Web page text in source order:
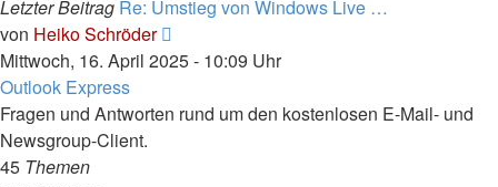
Letzter Beitrag Re: Umstieg von Windows Live …
von Heiko Schröder
Beitrag
Mittwoch, 16. April 2025 - 10:09 Uhr
Outlook Express
Fragen und Antworten rund um den kostenlosen E-Mail- und
Newsgroup-Client.
45 Themen